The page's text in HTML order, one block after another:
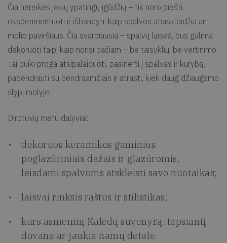
Čia nereikės jokių ypatingų įgūdžių – tik noro piešti,
eksperimentuoti ir išbandyti, kaip spalvos atsiskleidžia ant
molio paviršiaus. Čia svarbiausia – spalvų laisvė, bus galima
dekoruoti taip, kaip norisi pačiam – be taisyklių, be vertinimo.
Tai puiki proga atsipalaiduoti, pasinerti į spalvas ir kūrybą,
pabendrauti su bendraamžiais ir atrasti, kiek daug džiaugsmo
slypi molyje.
Dirbtuvių metu dalyviai:
dekoruos keramikos gaminius
poglazūriniais dažais ir glazūromis,
leisdami spalvoms atskleisti savo nuotaikas;
laisvai rinksis raštus ir stilistikas;
kurs asmeninį Kalėdų suvenyrą, tapsiantį
dovana ar jaukia namų detale.